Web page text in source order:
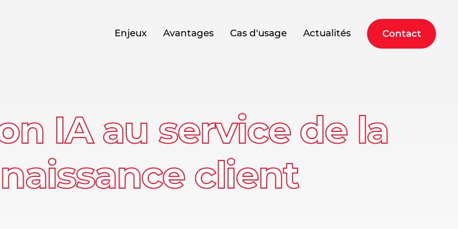
Enjeux Avantages Cas d'usage Actualités Contact
IA au service de la
client